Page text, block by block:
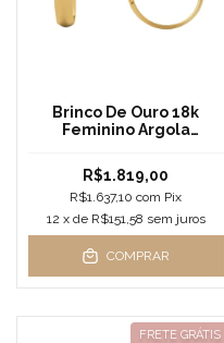
Brinco De Ouro 18k
Feminino Argola
R$1.819,00
R$1.637,10com Pix
12 x de R$151,58 sem juros
COMPRAR
FRETE GRÁTIS